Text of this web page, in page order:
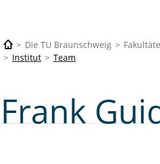
Die TU Braunschweig
Institut
Team
Frank